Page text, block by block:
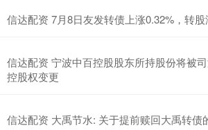
信达配资 7月8日友发转债上涨0.32%，转
信达配资 宁波中百控股股东所持股份将被
控股权变更
信达配资 大禹节水: 关于提前赎回大禹转债